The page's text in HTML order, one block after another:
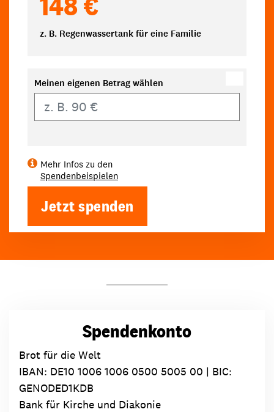
z. B. Regenwassertank für eine Familie
Meinen eigenen Betrag wählen
Mehr Infos zu den
Spendenbeispielen
Jetzt spenden
Spendenkonto
Brot für die Welt
IBAN: DE10 1006 1006 0500 5005 00 | BIC:
GENODED1KDB
Bank für Kirche und Diakonie